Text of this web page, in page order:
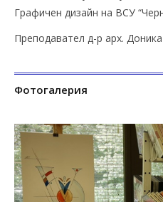
Графичен дизайн на ВСУ
Преподавател д-р арх.
Фотогалерия